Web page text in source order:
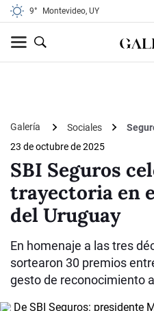
9° Montevideo, UY
Galería Sociales
23 de octubre de 2025
SBI Seguros
trayectoria en
del Uruguay
En homenaje a las tres
sortearon 30 premios
gesto de reconocimiento